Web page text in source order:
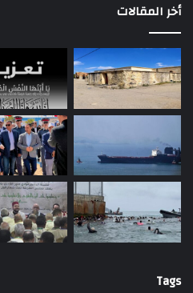
أخر المقالات
Tags